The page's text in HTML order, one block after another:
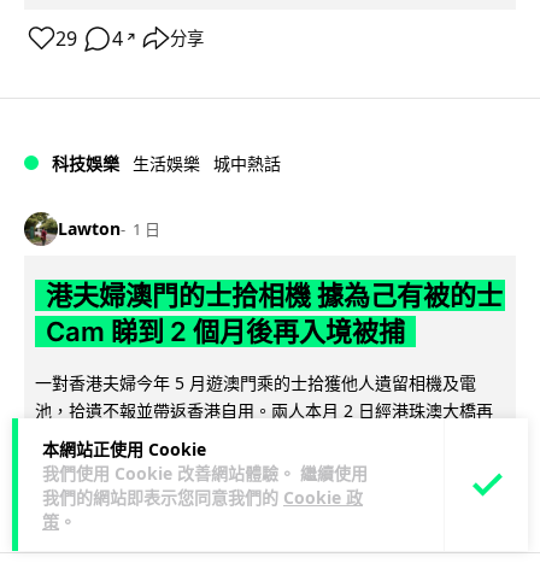
本網站正使用 Cookie
我們使用 Cookie 改善網站體驗。 繼續使用
我們的網站即表示您同意我們的 Cookie 政
策 。
29 4 ↗ 分享
科技娛樂 生活娛樂 城中熱話
Lawton 1 日
港夫婦澳門的士拾相機 據為己有被的士
Cam 睇到 2 個月後再入境被捕
一對香港夫婦今年 5 月遊澳門乘的士拾獲他人遺留相機及電
池，拾遺不報並帶返香港自用。兩人本月 2 日經港珠澳大橋再
次入境澳門時，被治安警察局...
548 75 ↗ 分享